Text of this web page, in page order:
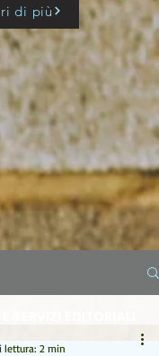
EDITORIALI
di più
lettura: 2 min